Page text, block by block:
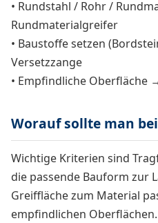
• Rundstahl / Rohr /
Rundmaterialgreifer
• Baustoffe setzen
Versetzzange
• Empfindliche Oberfläche
Worauf sollte man
Wichtige Kriterien sind
die passende Bauform zur
Greiffläche zum Material
empfindlichen